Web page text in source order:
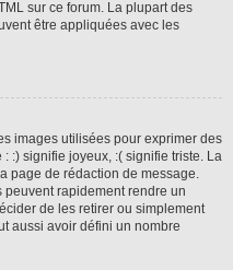
sur ce forum. La plupart des
être appliquées avec les
images utilisées pour exprimer des
:) signifie joyeux, :( signifie triste. La
page de rédaction de message.
peuvent rapidement rendre un
de les retirer ou simplement
aussi avoir défini un nombre